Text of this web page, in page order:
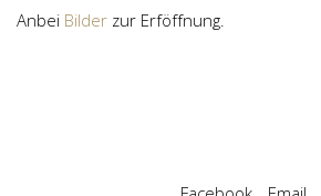
Anbei Bilder zur Erföffnung.